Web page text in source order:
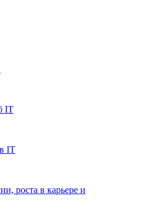
IT
IT
роста в карьере и